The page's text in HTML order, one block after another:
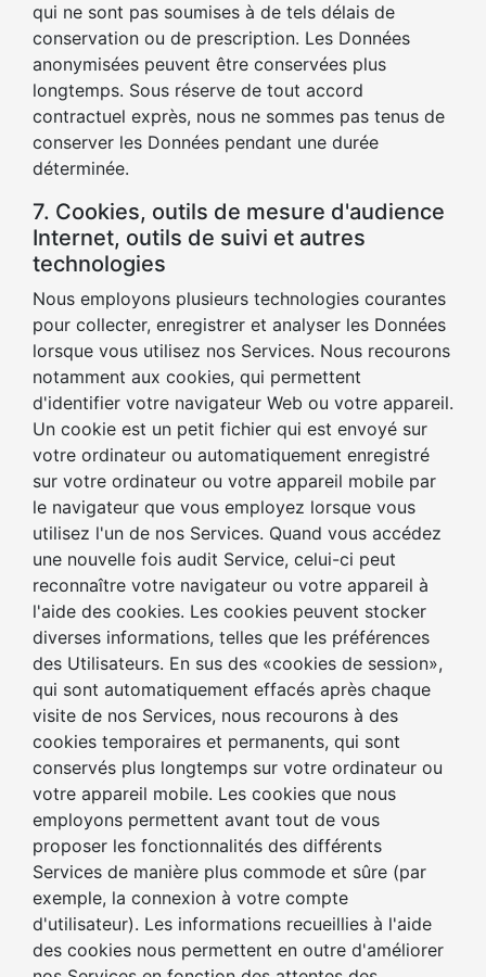
qui ne sont pas soumises à de tels délais de
conservation ou de prescription. Les Données
anonymisées peuvent être conservées plus
longtemps. Sous réserve de tout accord
contractuel exprès, nous ne sommes pas tenus de
conserver les Données pendant une durée
déterminée.
7. Cookies, outils de mesure d'audience
Internet, outils de suivi et autres
technologies
Nous employons plusieurs technologies courantes
pour collecter, enregistrer et analyser les Données
lorsque vous utilisez nos Services. Nous recourons
notamment aux cookies, qui permettent
d'identifier votre navigateur Web ou votre appareil.
Un cookie est un petit fichier qui est envoyé sur
votre ordinateur ou automatiquement enregistré
sur votre ordinateur ou votre appareil mobile par
le navigateur que vous employez lorsque vous
utilisez l'un de nos Services. Quand vous accédez
une nouvelle fois audit Service, celui-ci peut
reconnaître votre navigateur ou votre appareil à
l'aide des cookies. Les cookies peuvent stocker
diverses informations, telles que les préférences
des Utilisateurs. En sus des «cookies de session»,
qui sont automatiquement effacés après chaque
visite de nos Services, nous recourons à des
cookies temporaires et permanents, qui sont
conservés plus longtemps sur votre ordinateur ou
votre appareil mobile. Les cookies que nous
employons permettent avant tout de vous
proposer les fonctionnalités des différents
Services de manière plus commode et sûre (par
exemple, la connexion à votre compte
d'utilisateur). Les informations recueillies à l'aide
des cookies nous permettent en outre d'améliorer